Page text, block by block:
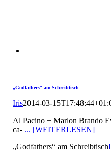
„Godfathers“ am Schreibtisch
Iris2014-03-
Al Pacino + Marlon Brando
ca- ... [WEITERLESEN]
„Godfathers“ am Schreibtisch